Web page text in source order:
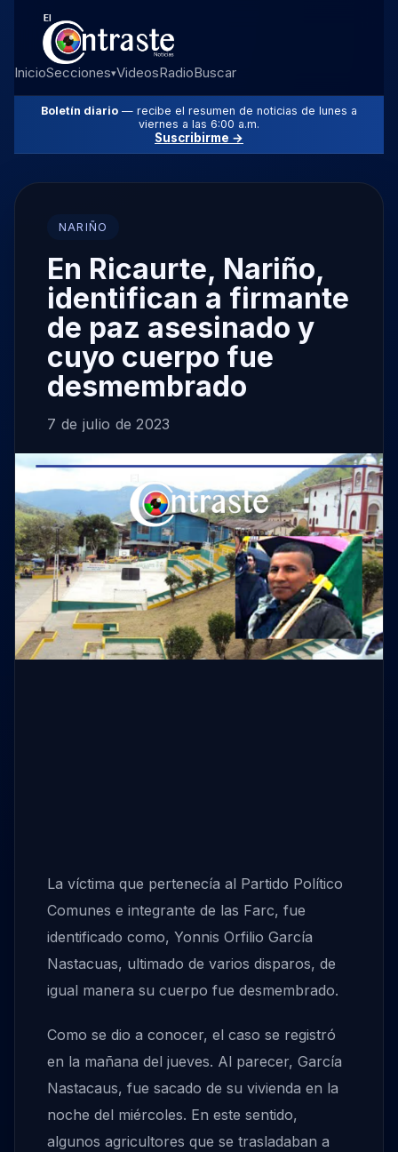
InicioSecciones▾VideosRadioBuscar
Boletín diario — recibe el resumen de noticias de lunes a
viernes a las 6:00 a.m.
Suscribirme →
NARIÑO
En Ricaurte, Nariño,
identifican a firmante
de paz asesinado y
cuyo cuerpo fue
desmembrado
7 de julio de 2023
La víctima que pertenecía al Partido Político
Comunes e integrante de las Farc, fue
identificado como, Yonnis Orfilio García
Nastacuas, ultimado de varios disparos, de
igual manera su cuerpo fue desmembrado.
Como se dio a conocer, el caso se registró
en la mañana del jueves. Al parecer, García
Nastacaus, fue sacado de su vivienda en la
noche del miércoles. En este sentido,
algunos agricultores que se trasladaban a